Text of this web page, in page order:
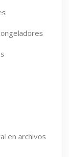
en archivos